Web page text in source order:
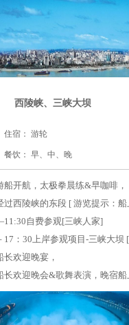
西陵峡、三峡大坝
住宿： 游轮
餐饮： 早、中、晚
船开航，太极拳晨练&早咖啡，
过西陵峡的东段 [ 游览提示：
自费参观[三峡人家]
17：30上岸参观项目-三峡大坝
长欢迎晚宴，
长欢迎晚会&歌舞表演，晚宿船